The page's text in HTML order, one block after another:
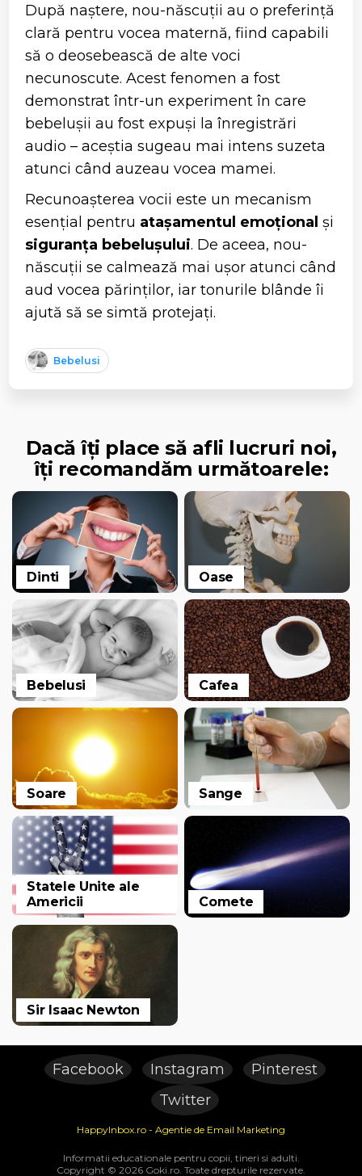
După naștere, nou-născuții au o preferință
clară pentru vocea maternă, fiind capabili
să o deosebească de alte voci
necunoscute. Acest fenomen a fost
demonstrat într-un experiment în care
bebelușii au fost expuși la înregistrări
audio – aceștia sugeau mai intens suzeta
atunci când auzeau vocea mamei.
Recunoașterea vocii este un mecanism
esențial pentru atașamentul emoțional și
siguranța bebelușului. De aceea, nou-
născuții se calmează mai ușor atunci când
aud vocea părinților, iar tonurile blânde îi
ajută să se simtă protejați.
Bebelusi
Dacă îți place să afli lucruri noi,
îți recomandăm următoarele:
Dinti Oase
Bebelusi Cafea
Soare Sange
Statele Unite ale
Americii
Comete
Sir Isaac Newton
Facebook Instagram
Pinterest
Twitter
HappyInbox.ro - Agentie de Email Marketing
Informatii educationale pentru copii, tineri si adulti.
Copyright © 2026 Goki.ro. Toate drepturile rezervate.